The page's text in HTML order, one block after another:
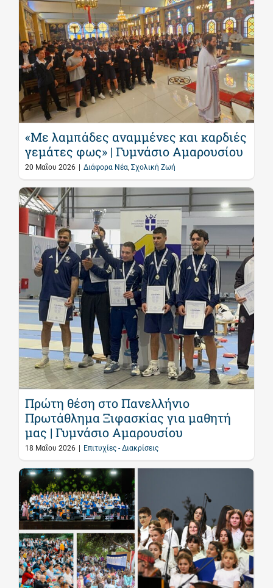
«Με λαμπάδες αναμμένες και καρδιές
γεμάτες φως» | Γυμνάσιο Αμαρουσίου
20 Μαΐου 2026 Διάφορα Νέα, Σχολική Ζωή
Πρώτη θέση στο Πανελλήνιο
Πρωτάθλημα Ξιφασκίας για μαθητή
μας | Γυμνάσιο Αμαρουσίου
18 Μαΐου 2026 Επιτυχίες - Διακρίσεις